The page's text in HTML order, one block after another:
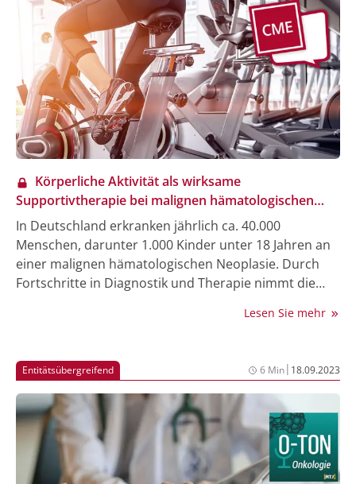
erlauben.
Körperliche Aktivität als wirksame
Supportivtherapie bei malignen hämatologischen
Neoplasien
In Deutschland erkranken jährlich ca. 40.000
Menschen, darunter 1.000 Kinder unter 18 Jahren an
einer malignen hämatologischen Neoplasie. Durch
Fortschritte in Diagnostik und Therapie nimmt die
Jahren ab und die Lebensqualität rückt zunehmend in
häufig verbunden mit einer Reduktion der
physischen, kognitiven und psychosozialen
Leistungsfähigkeit, hat enorme Auswirkungen auf die
gesundheitsbezogene Lebensqualität der
Betroffenen. Gezielte körperliche Aktivität bietet in
allen Phasen der Erkrankung einen wirksamen nicht-
pharmakologischen Ansatz, um krankheits- und
Lesen Sie mehr
Entitätsübergreifend 6 Min| 18.09.2023